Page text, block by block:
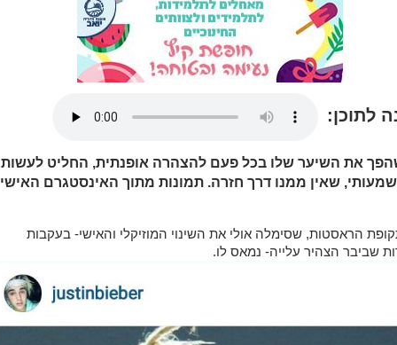
לתוכן:
את השיער שלו בכל פעם להצהרה אופנתית, החליט לעשות
שאין ממנו דרך חזרה. תמונות מתוך האינסטגרם האישי
הראסטות, שסימלה אולי את השינוי המוזיקלי והאישי- בעקבות
שביבר הצהיר עלייה- נמאס לו.